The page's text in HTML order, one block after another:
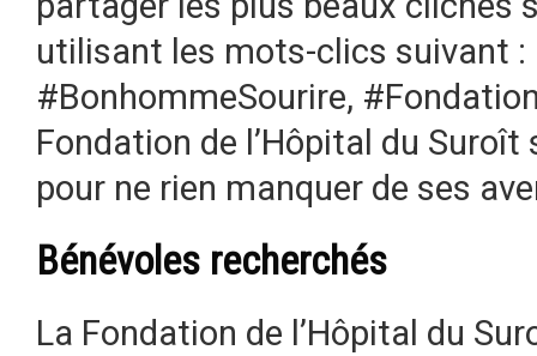
utilisant les mots-clics suivant :
#BonhommeSourire,
Fondation de l’Hôpital du
pour ne rien manquer de ses
Bénévoles recherchés
La Fondation de l’Hôpital du